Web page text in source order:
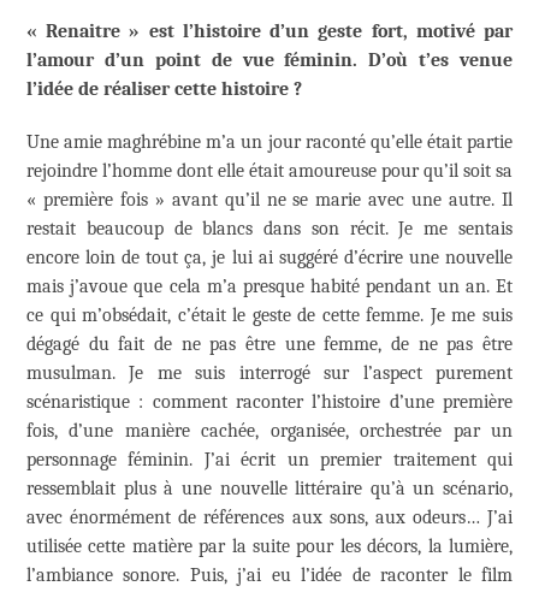
« Renaitre » est l’histoire d’un geste fort, motivé par
l’amour d’un point de vue féminin. D’où t’es venue
l’idée de réaliser cette histoire ?
Une amie maghrébine m’a un jour raconté qu’elle était partie
rejoindre l’homme dont elle était amoureuse pour qu’il soit sa
« première fois » avant qu’il ne se marie avec une autre. Il
restait beaucoup de blancs dans son récit. Je me sentais
encore loin de tout ça, je lui ai suggéré d’écrire une nouvelle
mais j’avoue que cela m’a presque habité pendant un an. Et
ce qui m’obsédait, c’était le geste de cette femme. Je me suis
dégagé du fait de ne pas être une femme, de ne pas être
musulman. Je me suis interrogé sur l’aspect purement
scénaristique : comment raconter l’histoire d’une première
fois, d’une manière cachée, organisée, orchestrée par un
personnage féminin. J’ai écrit un premier traitement qui
ressemblait plus à une nouvelle littéraire qu’à un scénario,
avec énormément de références aux sons, aux odeurs… J’ai
utilisée cette matière par la suite pour les décors, la lumière,
l’ambiance sonore. Puis, j’ai eu l’idée de raconter le film